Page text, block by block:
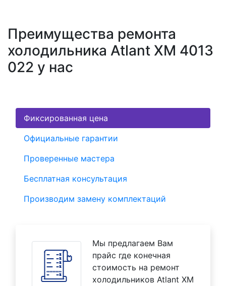
Преимущества ремонта
холодильника Atlant XM 4013
022 у нас
Фиксированная цена
Официальные гарантии
Проверенные мастера
Бесплатная консультация
Производим замену комплектаций
Мы предлагаем Вам
прайс где конечная
стоимость на ремонт
холодильников Atlant XM